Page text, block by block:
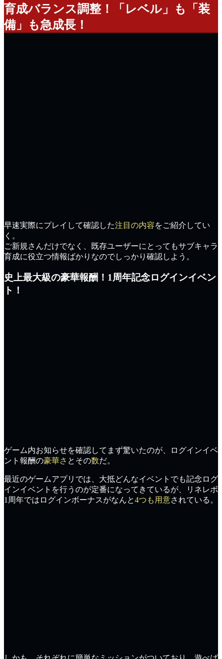
育成バランス調整！「レベル」も「装
備」も急成長！
早速実際にプレイして確認した注目の内容をご紹介してい
く。
ご新規さんだけでなく、既存ユーザーにとってもサブキャラ
育成に役立つ情報ばかりなのでしっかり確認しよう。
史上最大級の豪華報酬！1周年記念ログインイベン
ト！
ゲーム内お知らせを確認してまず驚いたのが、
ログインイベ
ント報酬の豪華さ とその数だ。
最近のゲームアプリでは、大抵どんなイベントでも記念ログ
インイベントを行うのが定番になってきているが、リネレボ
1周年ではログインボーナスがなんと4つも用意されている。